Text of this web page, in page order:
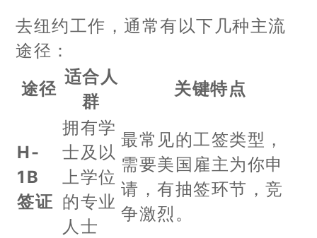
去纽约工作，通常有以下几种主流
途径：
途径
适合人
群
关键特点
H-
1B
签证
拥有学
士及以
上学位
的专业
人士
最常见的工签类型，
需要美国雇主为你申
请，有抽签环节，竞
争激烈。